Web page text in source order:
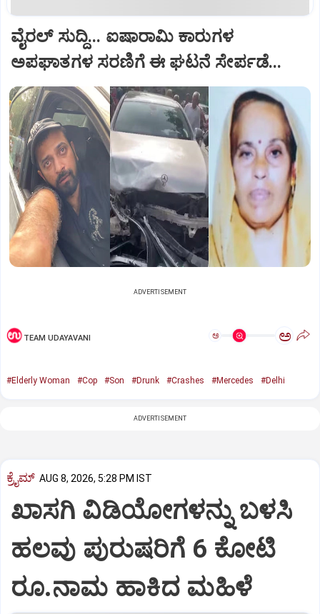
ವೈರಲ್ ಸುದ್ದಿ... ಐಷಾರಾಮಿ ಕಾರುಗಳ
ಅಪಘಾತಗಳ ಸರಣಿಗೆ ಈ ಘಟನೆ ಸೇರ್ಪಡೆ...
ADVERTISEMENT
TEAM UDAYAVANI ಅ ಅ
#Elderly Woman #Cop #Son #Drunk #Crashes #Mercedes #Delhi
ADVERTISEMENT
ಕ್ರೈಮ್ AUG 8, 2026, 5:28 PM IST
ಖಾಸಗಿ ವಿಡಿಯೋಗಳನ್ನು ಬಳಸಿ
ಹಲವು ಪುರುಷರಿಗೆ 6 ಕೋಟಿ
ರೂ.ನಾಮ ಹಾಕಿದ ಮಹಿಳೆ